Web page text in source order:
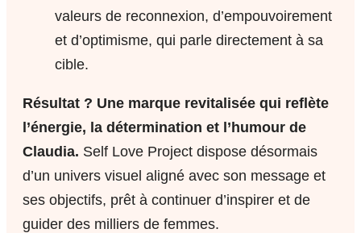
valeurs de reconnexion, d’empouvoirement
et d’optimisme, qui parle directement à sa
cible.
Résultat ? Une marque revitalisée qui reflète
l’énergie, la détermination et l’humour de
Claudia. Self Love Project dispose désormais
d’un univers visuel aligné avec son message et
ses objectifs, prêt à continuer d’inspirer et de
guider des milliers de femmes.